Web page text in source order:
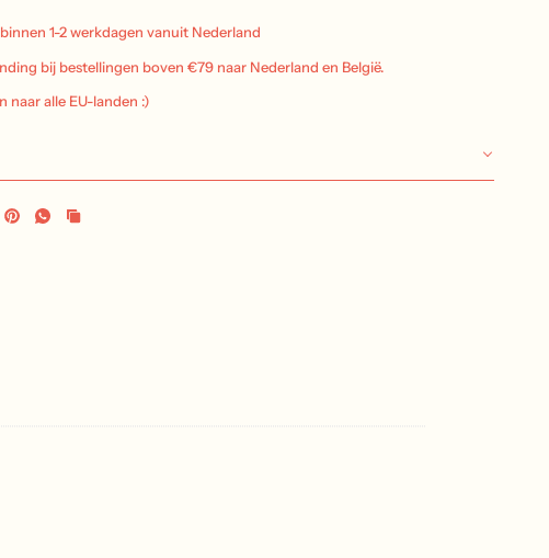
1-2 werkdagen vanuit Nederland
bij bestellingen boven €79 naar Nederland en België.
naar alle EU-landen :)